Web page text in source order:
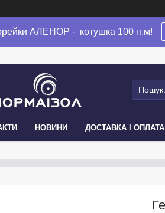
АЛЕНОР - котушка 100 п.м!
НОВИНИ ДОСТАВКА І ОПЛАТА